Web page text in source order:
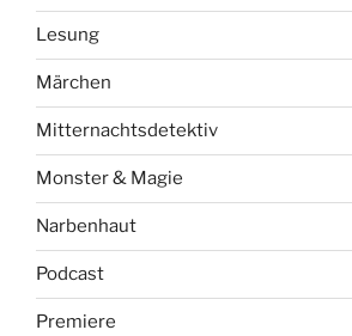
Lesung
Märchen
Mitternachtsdetektiv
Monster & Magie
Narbenhaut
Podcast
Premiere